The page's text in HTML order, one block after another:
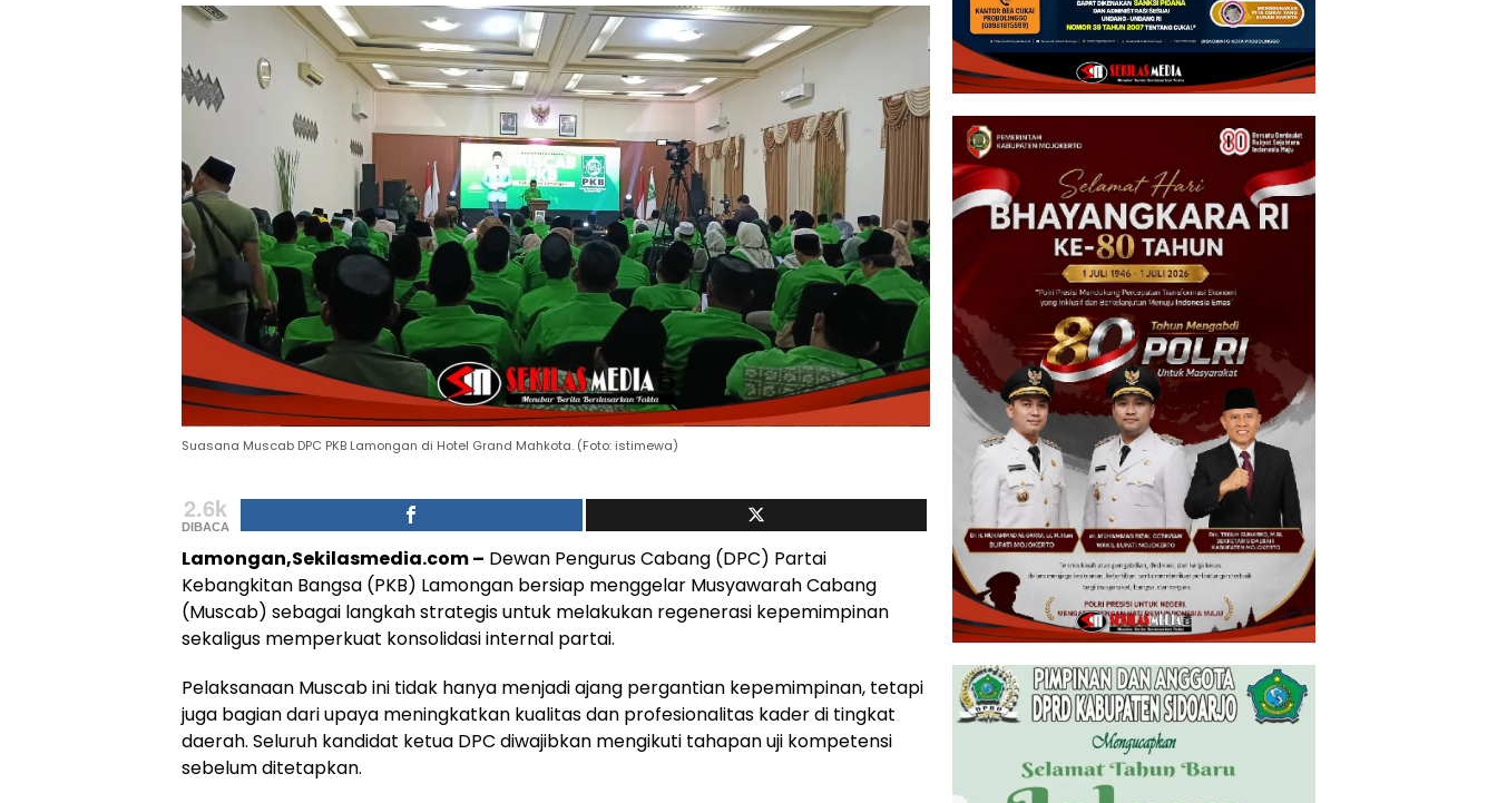
Suasana Muscab DPC PKB Lamongan di Hotel Grand Mahkota. (Foto: istimewa)
2.6k
DIBACA
Lamongan,Sekilasmedia.com – Dewan Pengurus Cabang (DPC) Partai
Kebangkitan Bangsa (PKB) Lamongan bersiap menggelar Musyawarah Cabang
(Muscab) sebagai langkah strategis untuk melakukan regenerasi kepemimpinan
sekaligus memperkuat konsolidasi internal partai.
Pelaksanaan Muscab ini tidak hanya menjadi ajang pergantian kepemimpinan, tetapi
juga bagian dari upaya meningkatkan kualitas dan profesionalitas kader di tingkat
daerah. Seluruh kandidat ketua DPC diwajibkan mengikuti tahapan uji kompetensi
sebelum ditetapkan.